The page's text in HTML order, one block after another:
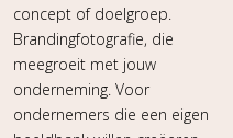
concept of doelgroep.
Brandingfotografie, die
meegroeit met jouw
onderneming. Voor
ondernemers die een eigen